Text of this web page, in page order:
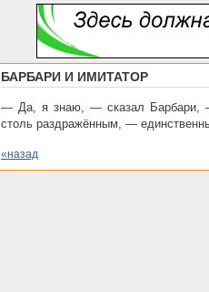
БАРБАРИ И ИМИТАТОР
— Да, я знаю, — сказал Барбари,
столь раздражённым, —
«назад